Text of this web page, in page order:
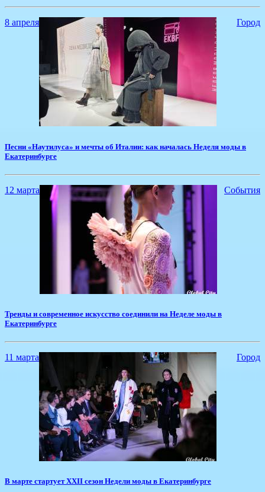
8 апреля Город
​Песни «Наутилуса» и мечты об Италии: как началась Неделя моды в
Екатеринбурге
12 марта События
​Тренды и современное искусство соединили на Неделе моды в
Екатеринбурге
11 марта Город
В марте стартует XXII сезон Недели моды в Екатеринбурге